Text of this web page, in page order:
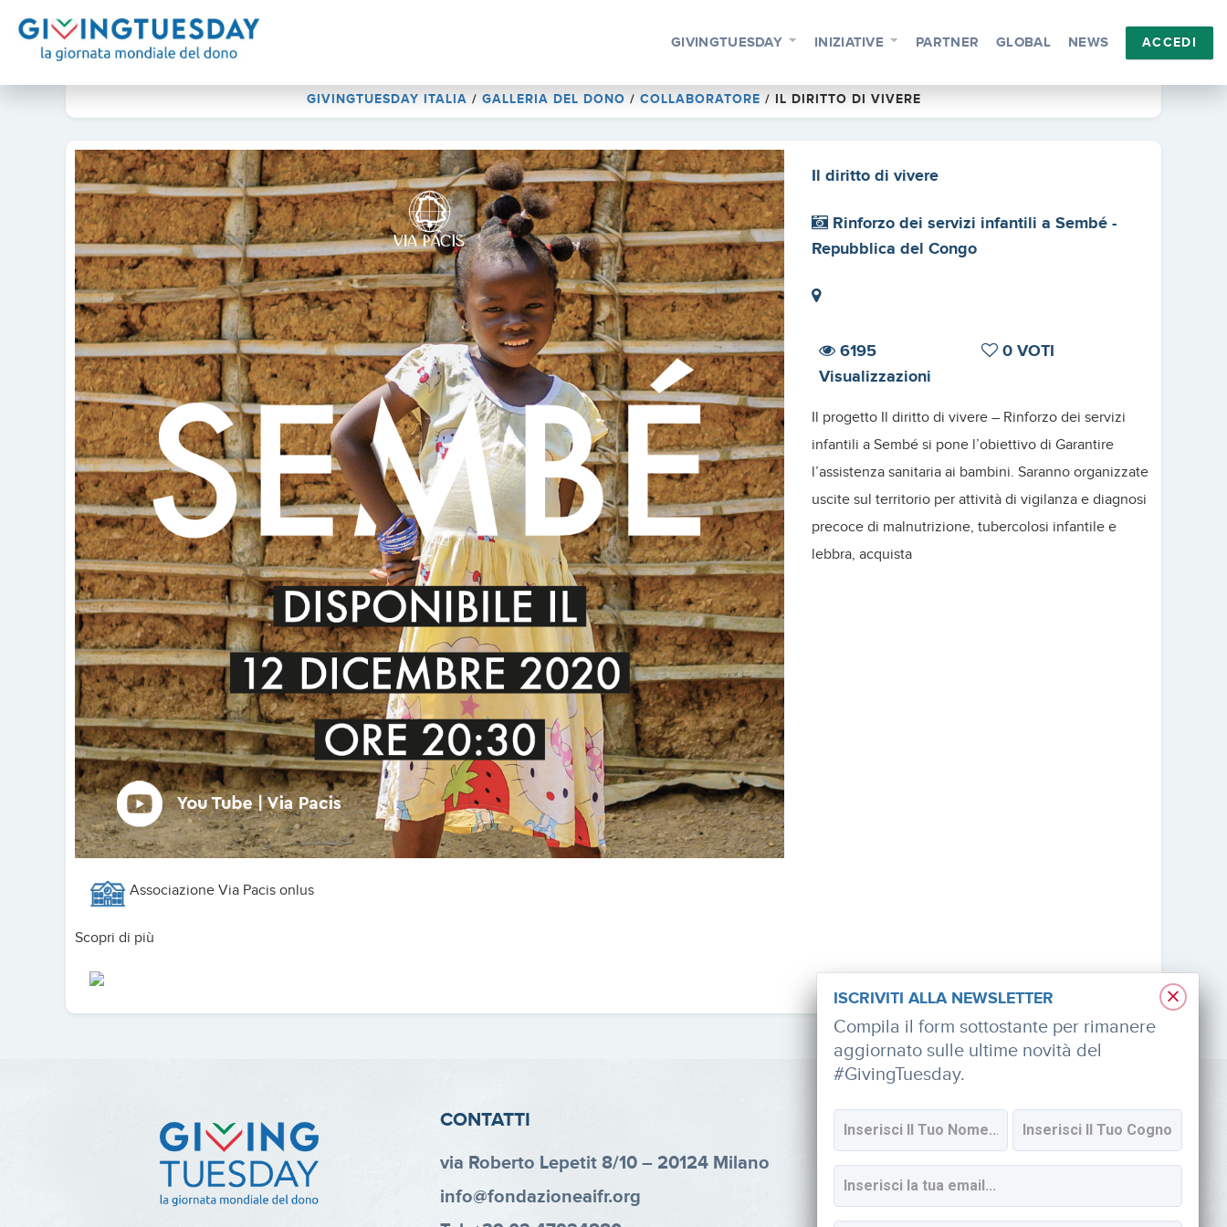
GIVINGTUESDAY INIZIATIVE PARTNER GLOBAL NEWS ACCEDI
GIVINGTUESDAY ITALIA / GALLERIA DEL DONO / COLLABORATORE / IL DIRITTO DI VIVERE
Il diritto di vivere
Rinforzo dei servizi infantili a Sembé -
Repubblica del Congo
6195
Visualizzazioni
0 VOTI
Il progetto Il diritto di vivere – Rinforzo dei servizi
infantili a Sembé si pone l’obiettivo di Garantire
l’assistenza sanitaria ai bambini. Saranno organizzate
uscite sul territorio per attività di vigilanza e diagnosi
precoce di malnutrizione, tubercolosi infantile e
lebbra, acquista
Associazione Via Pacis onlus
Scopri di più
CONTATTI
via Roberto Lepetit 8/10 – 20124 Milano
info@fondazioneaifr.org
SOCIAL
Iscriviti alla newsletter
×
ISCRIVITI ALLA NEWSLETTER
Compila il form sottostante per rimanere
aggiornato sulle ultime novità del
#GivingTuesday.